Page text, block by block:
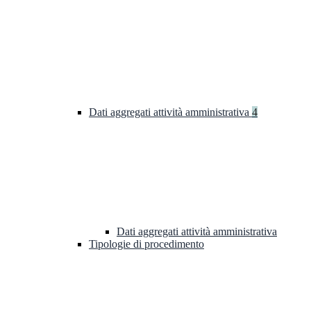
Dati aggregati attività amministrativa 4
Dati aggregati attività amministrativa
Tipologie di procedimento